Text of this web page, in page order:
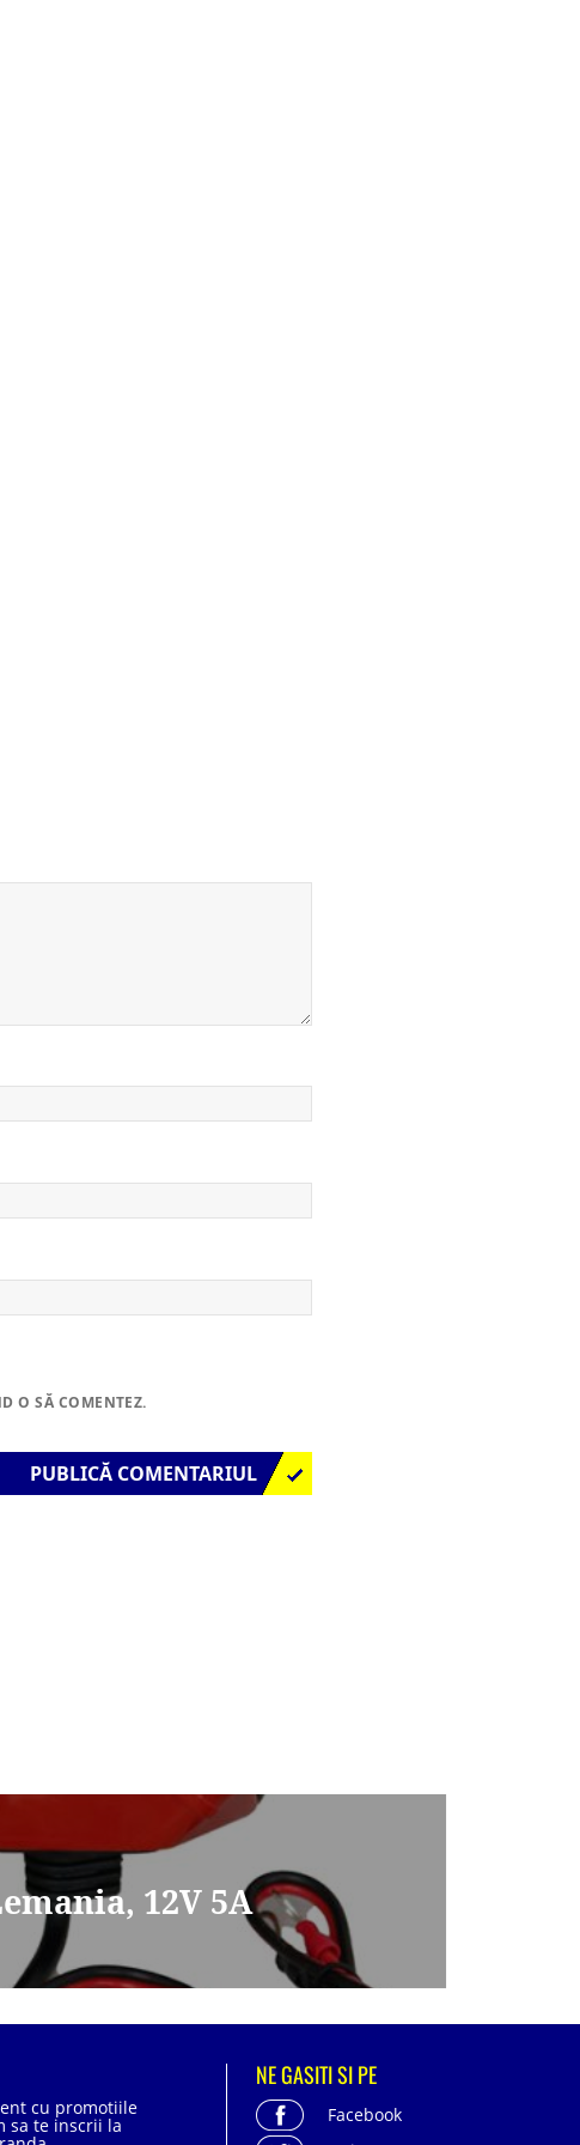
O SĂ COMENTEZ.
12V 5A
cu promotiile
sa te inscrii la
NE GASITI SI PE
Facebook